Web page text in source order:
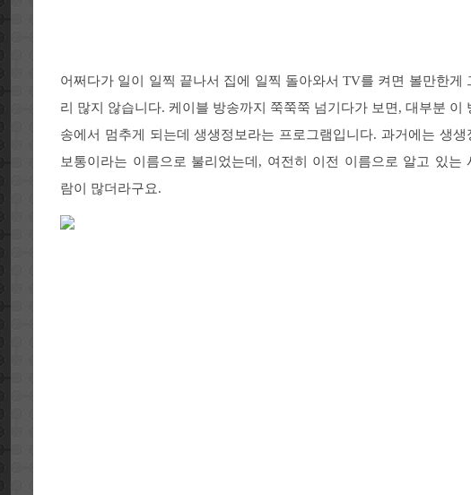
어쩌다가 일이 일찍 끝나서 집에 일찍 돌아와서 TV를 켜면 볼만한게
리 많지 않습니다. 케이블 방송까지 쭉쭉쭉 넘기다가 보면, 대부분 이
송에서 멈추게 되는데 생생정보라는 프로그램입니다. 과거에는 생생
보통이라는 이름으로 불리었는데, 여전히 이전 이름으로 알고 있는
람이 많더라구요.